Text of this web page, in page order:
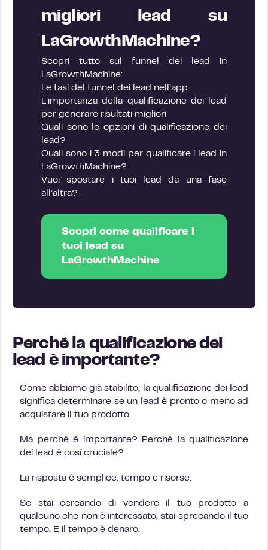
migliori lead su
LaGrowthMachine?
Scopri tutto sul funnel dei lead in
LaGrowthMachine:
Le fasi del funnel dei lead nell’app
L’importanza della qualificazione dei lead
per generare risultati migliori
Quali sono le opzioni di qualificazione dei
lead?
Quali sono i 3 modi per qualificare i lead in
LaGrowthMachine?
Vuoi spostare i tuoi lead da una fase
all’altra?
Scopri come qualificare i
tuoi lead su
LaGrowthMachine
Perché la qualificazione dei
lead è importante?
Come abbiamo già stabilito, la qualificazione dei lead
significa determinare se un lead è pronto o meno ad
acquistare il tuo prodotto.
Ma perché è importante? Perché la qualificazione
dei lead è così cruciale?
La risposta è semplice: tempo e risorse.
Se stai cercando di vendere il tuo prodotto a
qualcuno che non è interessato, stai sprecando il tuo
tempo. E il tempo è denaro.